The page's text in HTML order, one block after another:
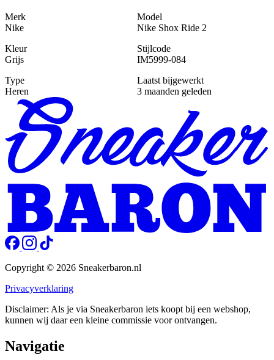
Merk
Nike
Model
Nike Shox Ride 2
Kleur
Grijs
Stijlcode
IM5999-084
Type
Heren
Laatst bijgewerkt
3 maanden geleden
Copyright © 2026 Sneakerbaron.nl
Privacyverklaring
Disclaimer: Als je via Sneakerbaron iets koopt bij een webshop,
kunnen wij daar een kleine commissie voor ontvangen.
Navigatie